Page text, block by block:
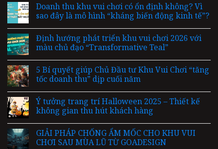
Doanh thu khu vui chơi có ổn định không? Vì
sao đây là mô hình “kháng biến động kinh tế”?
Định hướng phát triển khu vui chơi 2026 với
màu chủ đạo “Transformative Teal”
5 Bí quyết giúp Chủ Đầu tư Khu Vui Chơi “tăng
tốc doanh thu” dịp cuối năm
Ý tưởng trang trí Halloween 2025 – Thiết kế
không gian thu hút khách hàng
GIẢI PHÁP CHỐNG ẨM MỐC CHO KHU VUI
CHƠI SAU MÙA LŨ TỪ GOADESIGN